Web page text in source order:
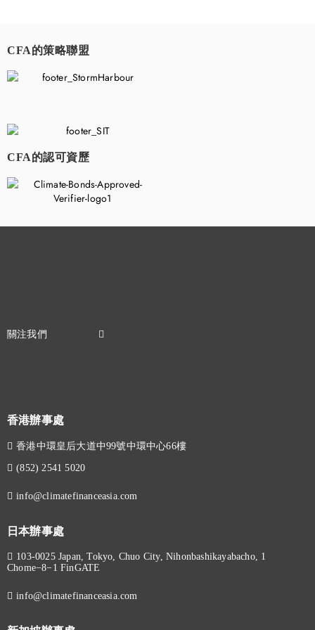
CFA的策略聯盟
CFA的認可資歷
香港辦事處
香港中環皇后大道中99號中環中心66樓
(852) 2541 5020
info@climatefinanceasia.com
日本辦事處
103-0025 Japan, Tokyo, Chuo City, Nihonbashikayabacho, 1
Chome−8−1 FinGATE
info@climatefinanceasia.com